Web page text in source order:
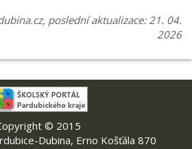
, poslední aktualizace: 21. 04.
2026
© 2015
Dubina, Erno Košťála 870